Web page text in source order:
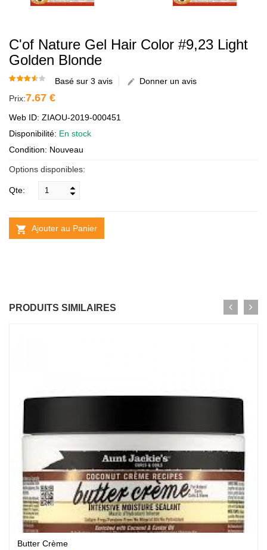
C'of Nature Gel Hair Color #9,23 Light
Golden Blonde
Basé sur 3 avis
Donner un avis
Prix:7.67 €
Web ID: ZIAOU-2019-000451
Disponibilité: En stock
Condition: Nouveau
Options disponibles:
Qte:
Ajouter au Panier
PRODUITS SIMILAIRES
Butter Crème